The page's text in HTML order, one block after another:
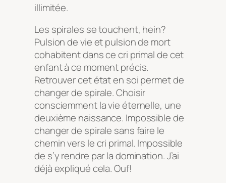
illimitée.
Les spirales se touchent, hein?
Pulsion de vie et pulsion de mort
cohabitent dans ce cri primal de cet
enfant à ce moment précis.
Retrouver cet état en soi permet de
changer de spirale. Choisir
consciemment la vie éternelle, une
deuxième naissance. Impossible de
changer de spirale sans faire le
chemin vers le cri primal. Impossible
de s’y rendre par la domination. J’ai
déjà expliqué cela. Ouf!